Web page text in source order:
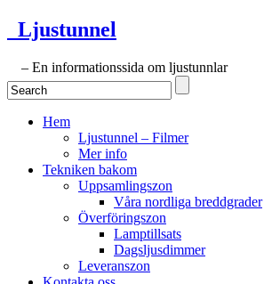
Ljustunnel
– En informationssida om ljustunnlar
Hem
Ljustunnel – Filmer
Mer info
Tekniken bakom
Uppsamlingszon
Våra nordliga breddgrader
Överföringszon
Lamptillsats
Dagsljusdimmer
Leveranszon